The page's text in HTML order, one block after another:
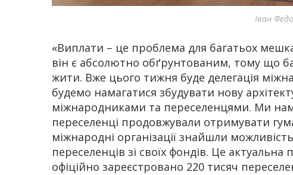
Іван
«Виплати – це проблема для багатьох
він є абсолютно обґрунтованим, тому що
жити. Вже цього тижня буде делегація
будемо намагатися збудувати нову
міжнародниками та переселенцями. Ми
переселенці продовжували отримувати
міжнародні організації знайшли
переселенців зі своїх фондів. Це
офіційно зареєстровано 220 тисяч